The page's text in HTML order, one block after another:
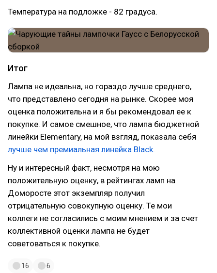
Температура на подложке - 82 градуса.
Итог
Лампа не идеальна, но гораздо лучше среднего,
что представлено сегодня на рынке. Скорее моя
оценка положительна и я бы рекомендовал ее к
покупке. И самое смешное, что лампа бюджетной
линейки Elementary, на мой взгляд, показала себя
лучше чем премиальная линейка Black.
Ну и интересный факт, несмотря на мою
положительную оценку, в рейтингах ламп на
Доморосте этот экземпляр получил
отрицательную совокупную оценку. Те мои
коллеги не согласились с моим мнением и за счет
коллективной оценки лампа не будет
советоваться к покупке.
16 6